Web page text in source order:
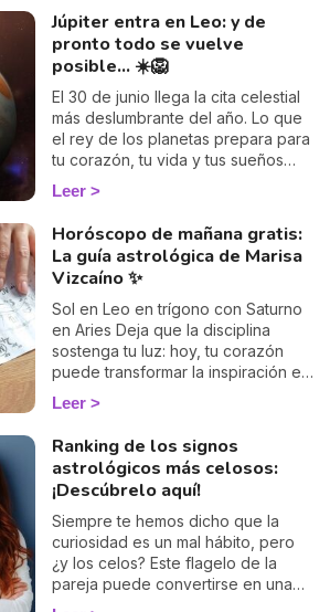
experiencia para explicarnos, con
honestidad y sin dogmas, dónde
termina el tarot y dónde empieza el
espiritismo. Una lectura
imprescindible para quienes
buscan respuestas espirituales con
los pies en la tierra.
Júpiter entra en Leo: y de
pronto todo se vuelve
posible... ☀️🦁
El 30 de junio llega la cita celestial
más deslumbrante del año. Lo que
el rey de los planetas prepara para
tu corazón, tu vida y tus sueños
más locos.
Leer
Horóscopo de mañana gratis:
La guía astrológica de Marisa
Vizcaíno ✨
Sol en Leo en trígono con Saturno
en Aries Deja que la disciplina
sostenga tu luz: hoy, tu corazón
puede transformar la inspiración en
un camino espiritual firme y
valiente.
Leer
Ranking de los signos
astrológicos más celosos:
¡Descúbrelo aquí!
Siempre te hemos dicho que la
curiosidad es un mal hábito, pero
¿y los celos? Este flagelo de la
pareja puede convertirse en una
obsesión para algunos, mientras